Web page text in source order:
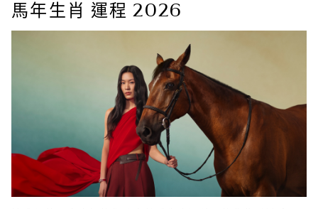
馬年生肖 運程 2026